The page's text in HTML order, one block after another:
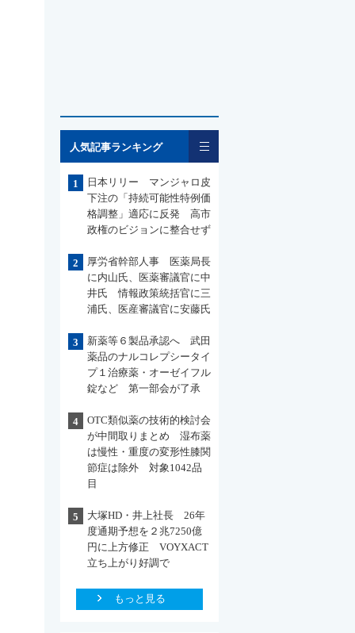
人気記事ランキング
1
日本リリー マンジャロ皮
下注の「持続可能性特例価
格調整」適応に反発 高市
政権のビジョンに整合せず
2
厚労省幹部人事 医薬局長
に内山氏、医薬審議官に中
井氏 情報政策統括官に三
浦氏、医産審議官に安藤氏
3
新薬等６製品承認へ 武田
薬品のナルコレプシータイ
プ１治療薬・オーゼイフル
錠など 第一部会が了承
4
OTC類似薬の技術的検討会
が中間取りまとめ 湿布薬
は慢性・重度の変形性膝関
節症は除外 対象1042品
目
5
大塚HD・井上社長 26年
度通期予想を２兆7250億
円に上方修正 VOYXACT
立ち上がり好調で
もっと見る